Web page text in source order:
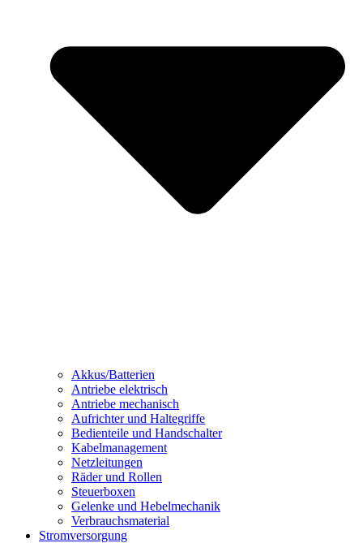
Akkus/Batterien
Antriebe elektrisch
Antriebe mechanisch
Aufrichter und Haltegriffe
Bedienteile und Handschalter
Kabelmanagement
Netzleitungen
Räder und Rollen
Steuerboxen
Gelenke und Hebelmechanik
Verbrauchsmaterial
Stromversorgung